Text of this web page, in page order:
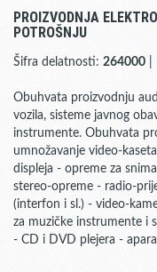
PROIZVODNJA
POTROŠNJU
Šifra delatnosti: 264000
Obuhvata proizvodnju
vozila, sisteme javnog
instrumente. Obuhvata
umnožavanje video-
displeja - opreme za
stereo-opreme - radio-
(interfon i sl.) - video-
za muzičke instrumente i
- CD i DVD plejera -